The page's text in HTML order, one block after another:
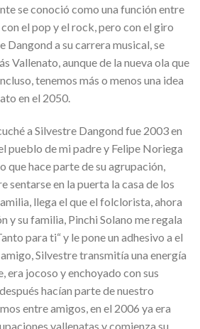
se conoció como una función entre
el pop y el rock, pero con el giro
Dangond a su carrera musical, se
Vallenato, aunque de la nueva ola que
tenemos más o menos una idea
en el 2050.
a Silvestre Dangond fue 2003 en
pueblo de mi padre y Felipe Noriega
que hace parte de su agrupación,
sentarse en la puerta la casa de los
llega el que el folclorista, ahora
y su familia, Pinchi Solano me regala
para ti“ y le pone un adhesivo a el
Silvestre transmitía una energía
era jocoso y enchoyado con sus
hacían parte de nuestro
entre amigos, en el 2006 ya era
vallenatas y comienza su